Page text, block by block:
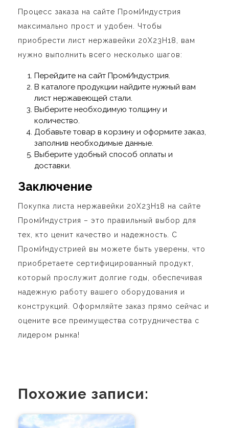
Процесс заказа на сайте ПромИндустрия
максимально прост и удобен. Чтобы
приобрести лист нержавейки 20Х23Н18, вам
нужно выполнить всего несколько шагов:
Перейдите на сайт ПромИндустрия.
В каталоге продукции найдите нужный вам
лист нержавеющей стали.
Выберите необходимую толщину и
количество.
Добавьте товар в корзину и оформите заказ,
заполнив необходимые данные.
Выберите удобный способ оплаты и
доставки.
Заключение
Покупка листа нержавейки 20Х23Н18 на сайте
ПромИндустрия – это правильный выбор для
тех, кто ценит качество и надежность. С
ПромИндустрией вы можете быть уверены, что
приобретаете сертифицированный продукт,
который прослужит долгие годы, обеспечивая
надежную работу вашего оборудования и
конструкций. Оформляйте заказ прямо сейчас и
оцените все преимущества сотрудничества с
лидером рынка!
Похожие записи: